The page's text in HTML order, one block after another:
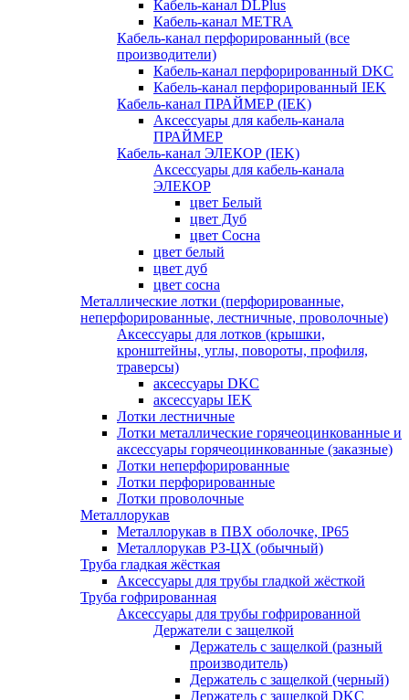
Кабель-канал DLPlus
Кабель-канал METRA
Кабель-канал перфорированный (все
производители)
Кабель-канал перфорированный DKC
Кабель-канал перфорированный IEK
Кабель-канал ПРАЙМЕР (IEK)
Аксессуары для кабель-канала
ПРАЙМЕР
Кабель-канал ЭЛЕКОР (IEK)
Аксессуары для кабель-канала
ЭЛЕКОР
цвет Белый
цвет Дуб
цвет Сосна
цвет белый
цвет дуб
цвет сосна
Металлические лотки (перфорированные,
неперфорированные, лестничные, проволочные)
Аксессуары для лотков (крышки,
кронштейны, углы, повороты, профиля,
траверсы)
аксессуары DKC
аксессуары IEK
Лотки лестничные
Лотки металлические горячеоцинкованные и
аксессуары горячеоцинкованные (заказные)
Лотки неперфорированные
Лотки перфорированные
Лотки проволочные
Металлорукав
Металлорукав в ПВХ оболочке, IP65
Металлорукав РЗ-ЦХ (обычный)
Труба гладкая жёсткая
Аксессуары для трубы гладкой жёсткой
Труба гофрированная
Аксессуары для трубы гофрированной
Держатели с защелкой
Держатель с защелкой (разный
производитель)
Держатель с защелкой (черный)
Держатель с защелкой DKC